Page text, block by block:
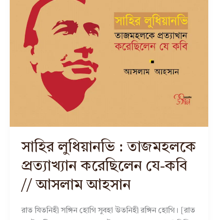
সাহির লুধিয়ানভি : তাজমহলকে
প্রত্যাখ্যান করেছিলেন যে-কবি
// আসলাম আহসান
রাত যিতনিহী সঙ্গিন হোগি সুবহা উতনিহী রঙ্গিন হোগি। [রাত